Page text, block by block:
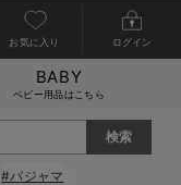
戻る
送料無料アイテム全て
ワンピース
戻る
ブラキャミ おまとめ
戻る
【37周年祭セール】
【37周年祭セール】
戻る
気温差別オススメア
【15℃】3月下旬～
戻る
動きやすく着回しで
戻る
強撚スムース(コスパ
戻る
マタニティウェア
【おまとめ割】パジ
戻る
こだわりの履き心地
カジュアル
戻る
ジャケット派
戻る
出産準備応援割全て
マタニティパジャマ
戻る
【オフィスカジュア
戻る
レギンスタイプ
戻る
【フォーマル】ワン
戻る
【ベビー】長袖
戻る
ハンカチ
戻る
快適ウェア10%OFF
戻る
春のマタニティワン
セットアップ・ レイ
戻る
Gift Selection 出産
〜3,000円（税込）
戻る
冬の冷え対策インナ
薄くてあったか
戻る
入院準備の持ち物チ
入院してすぐ使うグ
戻る
冬のあったか特集全て
【冬のあったか特集
お気に入り ログイン
BABY
ベビー用品はこちら
#パジャマ